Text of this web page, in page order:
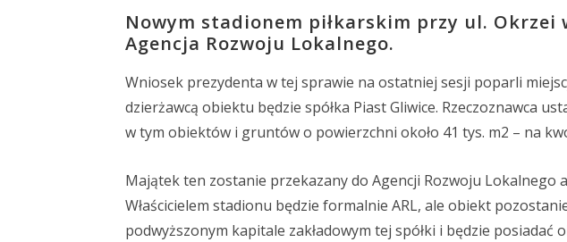
Nowym stadionem piłkarskim przy ul. Okrzei
Agencja Rozwoju Lokalnego.
Wniosek prezydenta w tej sprawie na ostatniej sesji poparli
dzierżawcą obiektu będzie spółka Piast Gliwice. Rzeczoznawca
w tym obiektów i gruntów o powierzchni około 41 tys. m2 – na
Majątek ten zostanie przekazany do Agencji Rozwoju Lokalnego
Właścicielem stadionu będzie formalnie ARL, ale obiekt
podwyższonym kapitale zakładowym tej spółki i będzie posiadać